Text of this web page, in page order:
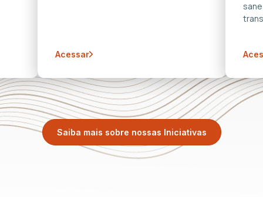
Acessar
Saiba mais sobre nossas Iniciativas